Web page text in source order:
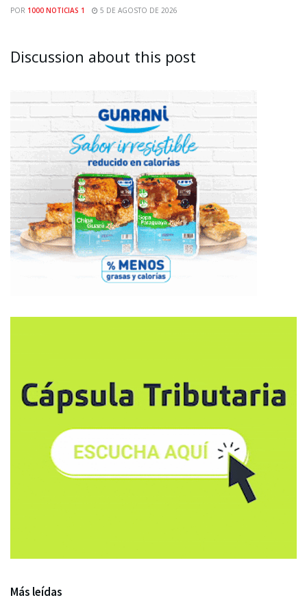
POR 1000 NOTICIAS 1 5 DE AGOSTO DE 2026
Discussion about this post
Más leídas